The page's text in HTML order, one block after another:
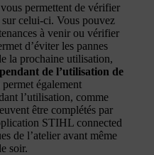
permettent de vérifier
celui-ci. Vous pouvez
à venir ou vérifier
d’éviter les pannes
la prochaine utilisation,
de l’utilisation de
également
l’utilisation, comme
être complétés par
STIHL connected
de l’atelier avant même
soir.